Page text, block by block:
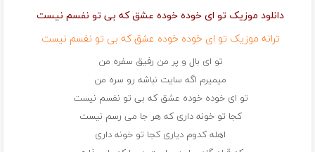
دانلود موزیک تو ای خوده خوده عشق که بی تو نفسم نیست
ترانه موزیک تو ای خوده خوده عشق که بی تو نفسم نیست
تو ای بال و پر من رفیق سفره من
میمیرم اگه سایت نباشه رو سره من
تو ای خوده خوده عشق که بی تو نفسم نیست
کجا تو خونه داری که هر جا می رسم نیست
اهله کدوم دیاری کجا تو خونه داری